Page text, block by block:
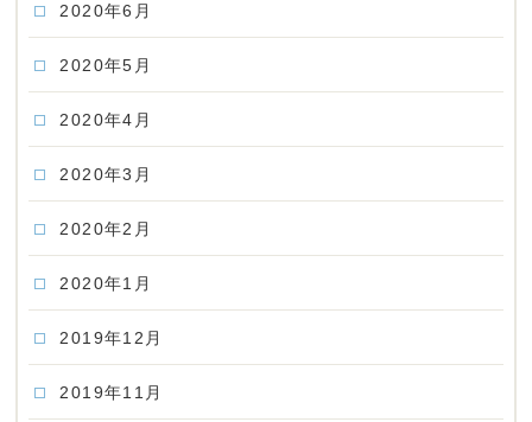
2020年6月
2020年5月
2020年4月
2020年3月
2020年2月
2020年1月
2019年12月
2019年11月